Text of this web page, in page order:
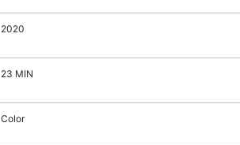
2020
23 MIN
Color